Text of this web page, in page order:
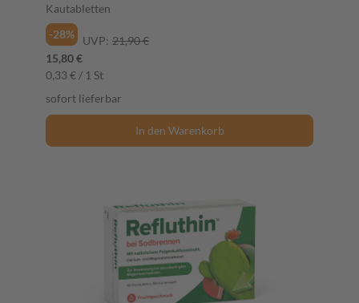
Kautabletten
-28%
UVP: 21,90 €
15,80 €
0,33 € / 1 St
sofort lieferbar
In den Warenkorb